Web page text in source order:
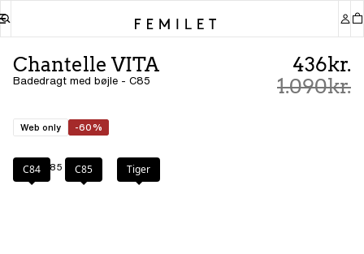
Chantelle VITA
Badedragt med bøjle - C85
436kr.
1.090kr.
Web only -60%
Farve: C85
C84 C85 Tiger